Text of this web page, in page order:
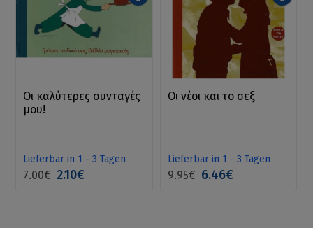
Οι καλύτερες συνταγές
μου!
Lieferbar in 1 - 3 Tagen
7.00€ 2.10€
Οι νέοι και το σεξ
Lieferbar in 1 - 3 Tagen
9.95€ 6.46€